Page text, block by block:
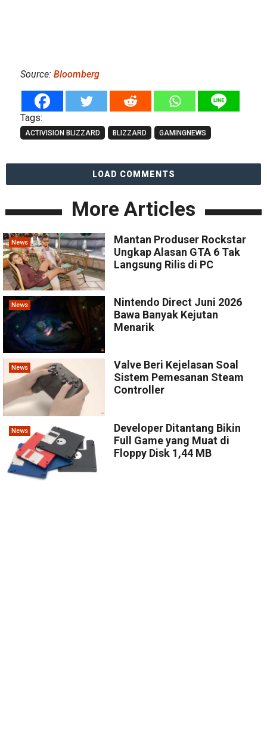
Source: Bloomberg
Tags:
ACTIVISION BLIZZARD BLIZZARD GAMINGNEWS
LOAD COMMENTS
More Articles
News
Mantan Produser Rockstar
Ungkap Alasan GTA 6 Tak
Langsung Rilis di PC
News
Nintendo Direct Juni 2026
Bawa Banyak Kejutan
Menarik
News
Valve Beri Kejelasan Soal
Sistem Pemesanan Steam
Controller
News
Developer Ditantang Bikin
Full Game yang Muat di
Floppy Disk 1,44 MB